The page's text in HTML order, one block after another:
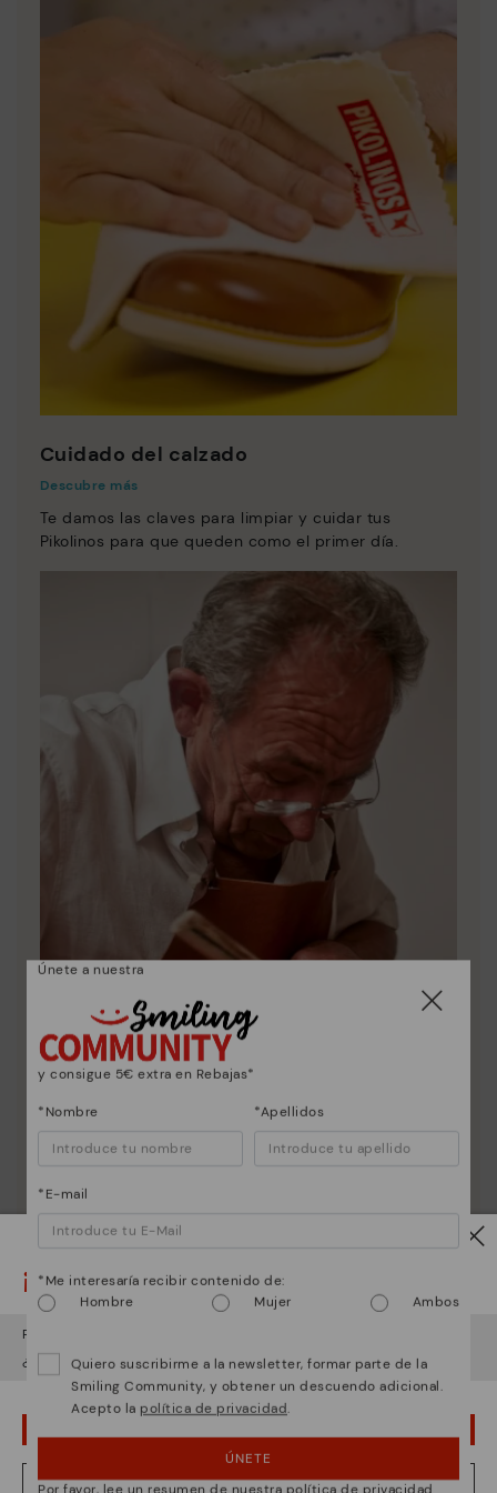
Cuidado del calzado
Descubre más
Te damos las claves para limpiar y cuidar tus
Pikolinos para que queden como el primer día.
Descubre más
Desde 1984 trabajamos para que cada zapato sea
¡Ojo!
Parece que estás en
¿Quieres ir a la web deUSA?
NO, QUIERO VISITAR LA WEB DE ESPAÑA
Únete a nuestra
y consigue 5€ extra en Rebajas*
*Nombre *Apellidos
*E-mail
*Me interesaría recibir contenido de:
Hombre
Mujer Ambos
Quiero suscribirme a la newsletter, formar parte de la
Smiling Community, y obtener un descuendo adicional.
Acepto la política de privacidad.
ÚNETE